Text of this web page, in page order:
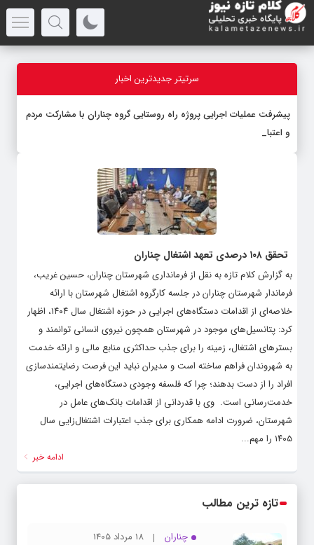
سرتیتر جدیدترین اخبار
پیشرفت عملیات اجرایی پروژه راه روستایی گروه چناران با مشارکت مردم
و اعتبارات دو
تحقق ۱۰۸ درصدی تعهد اشتغال چناران
به گزارش کلام تازه به نقل از فرمانداری شهرستان چناران، حسین غریب،
فرماندار شهرستان چناران در جلسه کارگروه اشتغال شهرستان با ارائه
خلاصه‌ای از اقدامات دستگاه‌های اجرایی در حوزه اشتغال سال ۱۴۰۴، اظهار
کرد: پتانسیل‌های موجود در شهرستان همچون نیروی انسانی توانمند و
بسترهای اشتغال، زمینه را برای جذب حداکثری منابع مالی و ارائه خدمت
به شهروندان فراهم ساخته است و مدیران نباید این فرصت رضایتمندسازی
افراد را از دست بدهند؛ چرا که فلسفه وجودی دستگاه‌های اجرایی،
خدمت‌رسانی است. ‌ وی با قدردانی از اقدامات بانک‌های عامل در
شهرستان، ضرورت ادامه همکاری برای جذب اعتبارات اشتغال‌زایی سال
۱۴۰۵ را مهم...
ادامه خبر
تازه ترین مطالب
چناران
18 مرداد 1405